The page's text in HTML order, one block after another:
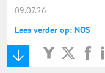
09.07.26
Lees verder op: NOS